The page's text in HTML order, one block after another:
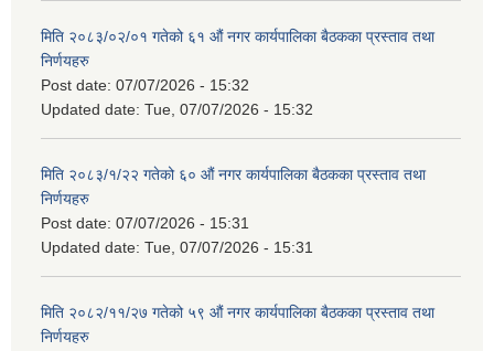
मिति २०८३/०२/०१ गतेको ६१ औं नगर कार्यपालिका बैठकका प्रस्ताव तथा
निर्णयहरु
Post date: 07/07/2026 - 15:32
Updated date: Tue, 07/07/2026 - 15:32
मिति २०८३/१/२२ गतेको ६० औं नगर कार्यपालिका बैठकका प्रस्ताव तथा
निर्णयहरु
Post date: 07/07/2026 - 15:31
Updated date: Tue, 07/07/2026 - 15:31
मिति २०८२/११/२७ गतेको ५९ औं नगर कार्यपालिका बैठकका प्रस्ताव तथा
निर्णयहरु